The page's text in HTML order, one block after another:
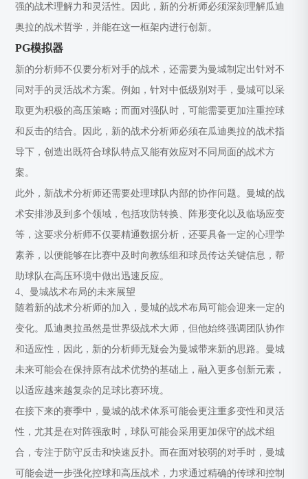
强的战术理解力和灵活性。因此，新的分析师必须深刻理解瓜迪
奥拉的战术哲学，并能在这一框架内进行创新。
PG模拟器
新的分析师不仅要分析对手的战术，还需要为曼城制定出针对不
同对手的灵活战术方案。例如，针对中低级别对手，曼城可以采
取更为积极的高压策略；而面对强队时，可能需要更加注重控球
和反击的结合。因此，新的战术分析师必须在瓜迪奥拉的战术指
导下，创造出既符合球队特点又能有效应对不同局面的战术方
案。
此外，新战术分析师还需要处理球队内部的协作问题。曼城的战
术安排涉及到多个领域，包括攻防转换、阵形变化以及临场应变
等，这要求分析师不仅要精通数据分析，还要具备一定的心理学
素养，以便能够在比赛中及时向教练组和球员传达关键信息，帮
助球队在高压环境中做出迅速反应。
4、曼城战术布局的未来展望
随着新的战术分析师的加入，曼城的战术布局可能会迎来一定的
变化。瓜迪奥拉虽然是世界级战术大师，但他始终强调团队协作
和适应性，因此，新的分析师无疑会为曼城带来新的思路。曼城
未来可能会在保持原有战术优势的基础上，融入更多创新元素，
以适应越来越复杂的足球比赛环境。
在接下来的赛季中，曼城的战术体系可能会更注重多变性和灵活
性，尤其是在对阵强敌时，球队可能会采用更加保守的战术组
合，专注于防守反击和快速反扑。而在面对较弱的对手时，曼城
可能会进一步强化控球和高压战术，力求通过精确的传球和控制